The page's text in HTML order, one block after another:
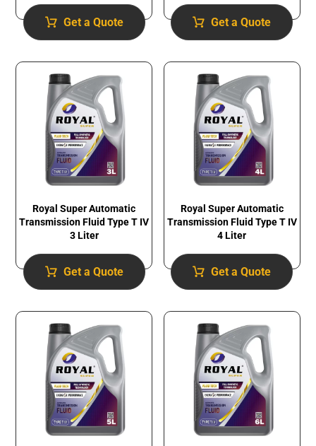
Get a Quote Get a Quote
Royal Super Automatic
Transmission Fluid​ Type T IV
3 Liter
Get a Quote
Royal Super Automatic
Transmission Fluid​ Type T IV
4 Liter
Get a Quote